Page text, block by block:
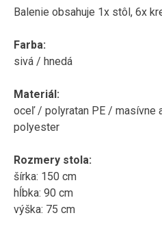
Balenie obsahuje 1x stôl, 6x
Farba:
sivá / hnedá
Materiál:
oceľ / polyratan PE / masívne
polyester
Rozmery stola:
šírka: 150 cm
hĺbka: 90 cm
výška: 75 cm